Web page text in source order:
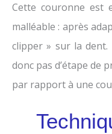
Cette couronne est
malléable : après
clipper » sur la dent.
donc pas d’étape de
par rapport à une